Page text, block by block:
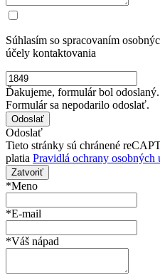
Súhlasím so spracovaním
účely kontaktovania
Ďakujeme, formulár bol odoslaný.
Formulár sa nepodarilo odoslať.
Odoslať
Tieto stránky sú chránené
platia Pravidlá ochrany osobných
Zatvoriť
*Meno
*E-mail
*Váš nápad